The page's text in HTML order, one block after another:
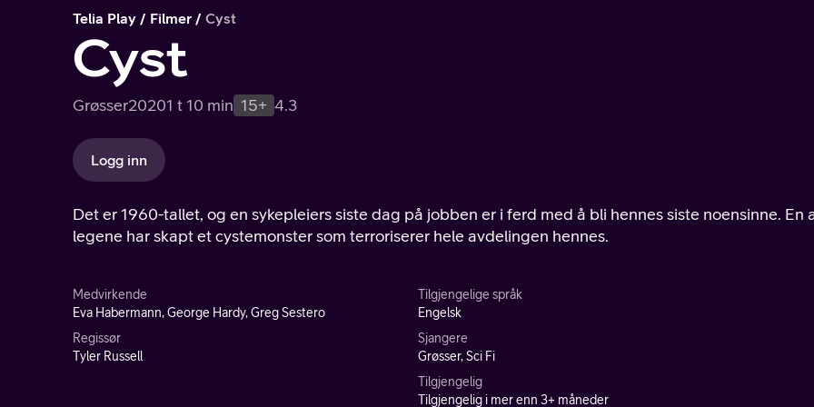
Telia Play Filmer Cyst
Cyst
Grøsser20201 t 10 min 15+ 4.3
Logg inn
Det er 1960-tallet, og en sykepleiers siste dag på jobben er i ferd med å bli hennes siste noensinne. En
legene har skapt et cystemonster som terroriserer hele avdelingen hennes.
Medvirkende
Eva Habermann, George Hardy, Greg Sestero
Regissør
Tyler Russell
Tilgjengelige språk
Engelsk
Sjangere
Grøsser, Sci Fi
Tilgjengelig
Tilgjengelig i mer enn 3+ måneder